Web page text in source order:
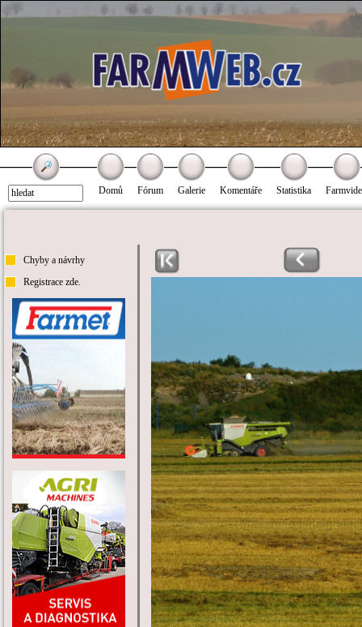
Domů Fórum Galerie Komentáře Statistika
Chyby a návrhy
Registrace zde.